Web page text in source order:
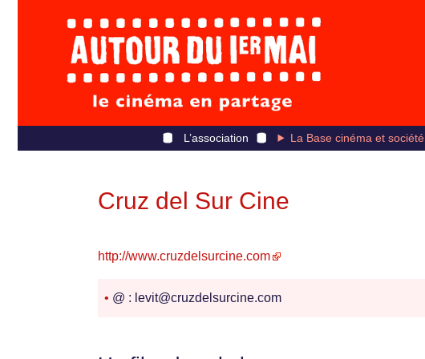
L’association La Base cinéma et société
Cruz del Sur Cine
http://www.cruzdelsurcine.com
• @ : levit@cruzdelsurcine.com